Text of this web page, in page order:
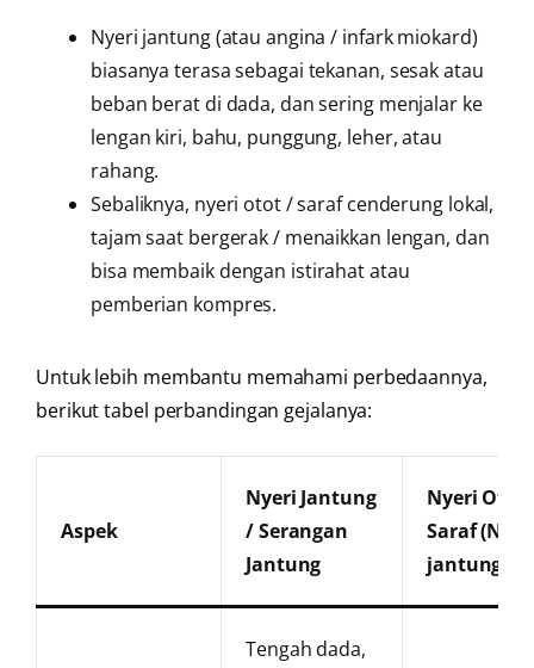
Nyeri jantung (atau angina / infark miokard)
biasanya terasa sebagai tekanan, sesak atau
beban berat di dada, dan sering menjalar ke
lengan kiri, bahu, punggung, leher, atau
rahang.
Sebaliknya, nyeri otot / saraf cenderung lokal,
tajam saat bergerak / menaikkan lengan, dan
bisa membaik dengan istirahat atau
pemberian kompres.
Untuk lebih membantu memahami perbedaannya,
berikut tabel perbandingan gejalanya:
Aspek
Nyeri Jantung
/ Serangan
Jantung
Nyeri Otot
Saraf (Non-
jantung)
Tengah dada,